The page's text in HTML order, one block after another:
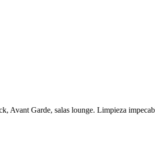
Avant Garde, salas lounge. Limpieza